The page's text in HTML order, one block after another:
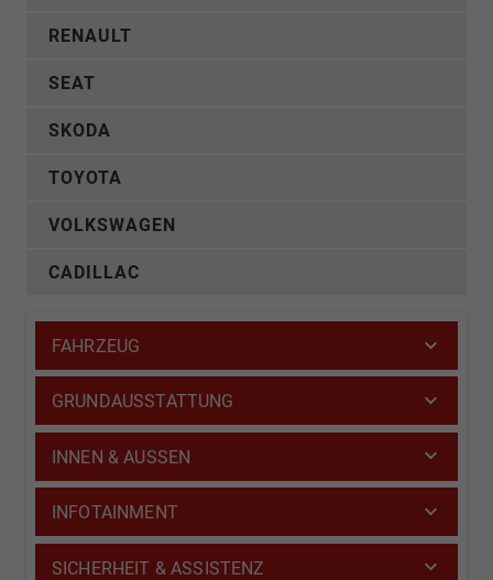
RENAULT
SEAT
SKODA
TOYOTA
VOLKSWAGEN
CADILLAC
FAHRZEUG
GRUNDAUSSTATTUNG
INNEN & AUSSEN
INFOTAINMENT
SICHERHEIT & ASSISTENZ